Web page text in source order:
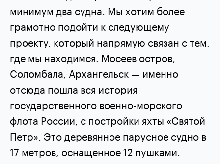
минимум два судна. Мы хотим более
грамотно подойти к следующему
проекту, который напрямую связан с тем,
где мы находимся. Мосеев остров,
Соломбала, Архангельск — именно
отсюда пошла вся история
государственного военно-морского
флота России, с постройки яхты «Святой
Петр». Это деревянное парусное судно в
17 метров, оснащенное 12 пушками.